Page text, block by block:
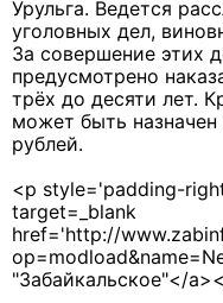
Урульга. Ведется
уголовных дел,
За совершение этих
предусмотрено
трёх до десяти лет.
может быть
рублей.
<p style='padding-
target=_blank
href='http://
"Забайкальское"</